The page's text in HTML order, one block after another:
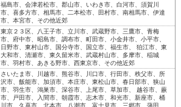
福島市、会津若松市、郡山市、いわき市、白河市、須賀川
市、喜多方市、相馬市、二本松市、田村市、南相馬市、伊達
市、本宮市、その他近郊
東京２３区、八王子市、立川市、武蔵野市、三鷹市、青梅
市、府中市、昭島市、調布市、町田市、小金井市、小平市、
日野市、東村山市、国分寺市、国立市、福生市、 狛江市、東
大和市、清瀬市、東久留米市、武蔵村山市、多摩市、稲城
市、羽村市、あきる野市、西東京市、その他近郊
さいたま市、川越市、熊谷市、川口市、行田市、秩父市、所
沢市、飯能市、加須市、本庄市、東松山市、春日部市、狭山
市、羽生市、鴻巣市、深谷市、上尾市、草加市、 越谷市、蕨
市、戸田市、入間市、朝霞市、志木市、和光市、新座市、桶
川市、久喜市、北本市、八潮市、富士見市、三郷市、蒲田